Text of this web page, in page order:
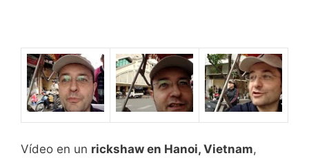
Vídeo en un rickshaw en Hanoi, Vietnam,